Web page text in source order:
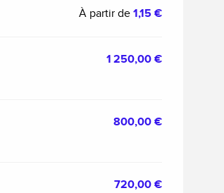
À partir de1,15 €
1 250,00 €
800,00 €
720,00 €